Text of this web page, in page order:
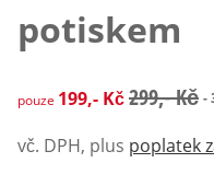
potiskem
zlevněná cena: 199,- Kč,
pouze 199,- Kč299,- Kč -
vč. DPH, plus poplatek